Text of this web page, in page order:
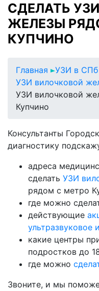
СДЕЛАТЬ
ЖЕЛЕЗЫ
КУПЧИНО
Главная
УЗИ в СПб
УЗИ вилочковой
УЗИ вилочковой
Купчино
Консультанты
диагностику
адреса
сделать УЗИ
рядом с метро
где можно
действующие
ультразвуковое
какие центры
подростков до
где можно
Звоните, и мы